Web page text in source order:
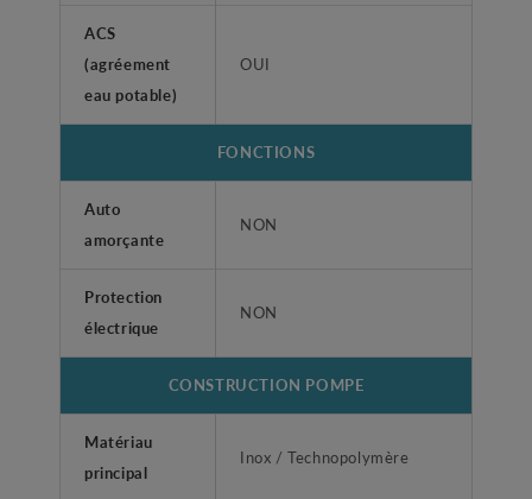
ACS
(agréement
eau potable)
OUI
FONCTIONS
Auto
amorçante
NON
Protection
électrique
NON
CONSTRUCTION POMPE
Matériau
principal
Inox / Technopolymère